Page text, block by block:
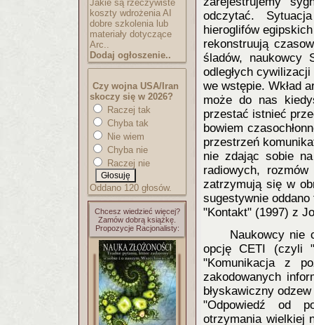
Jakie są rzeczywiste
koszty wdrożenia AI
dobre szkolenia lub
materiały dotyczące
Arc..
Dodaj ogłoszenie..
Czy wojna USA/Iran
skoczy się w 2026?
Raczej tak
Chyba tak
Nie wiem
Chyba nie
Raczej nie
Oddano 120 głosów.
Chcesz wiedzieć więcej?
Zamów dobrą książkę.
Propozycje Racjonalisty:
odczytać.
hieroglifów
rekonstruują
śladów, naukowcy
odległych
we wstępie. Wkład
może do nas
przestać istnieć
bowiem
przestrzeń
nie zdając sobie
radiowych,
zatrzymują się w
sugestywnie
"Kontakt" (1997) z
Naukowcy nie
opcję CETI (czyli
"Komunikacja z
zakodowanych
błyskawiczny
"Odpowiedź od
otrzymania wielkiej